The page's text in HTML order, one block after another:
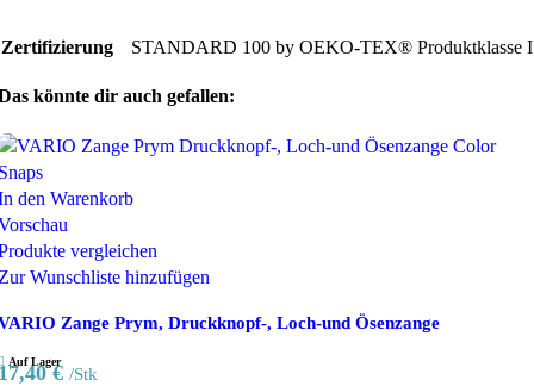
Zertifizierung STANDARD 100 by OEKO-TEX® Produktklasse I
könnte dir auch gefallen:
den Warenkorb
vergleichen
Wunschliste hinzufügen
Zange Prym, Druckknopf-, Loch-und Ösenzange
Auf Lager
€ /Stk